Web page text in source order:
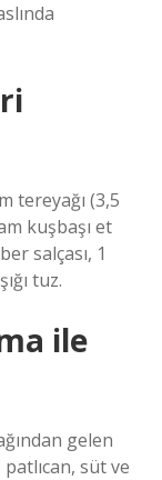
tereyağı (3,5
kuşbaşı et
salçası, 1
tuz.
ile
gelen
süt ve